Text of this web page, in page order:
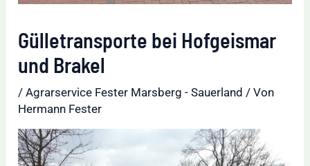
Gülletransporte bei Hofgeismar
und Brakel
/Agrarservice Fester Marsberg - Sauerland / Von
Hermann Fester